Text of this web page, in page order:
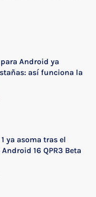
Android ya
así funciona la
ya asoma tras el
16 QPR3 Beta